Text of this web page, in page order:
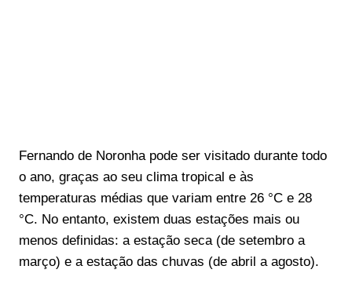
Fernando de Noronha pode ser visitado durante todo
o ano, graças ao seu clima tropical e às
temperaturas médias que variam entre 26 °C e 28
°C. No entanto, existem duas estações mais ou
menos definidas: a estação seca (de setembro a
março) e a estação das chuvas (de abril a agosto).